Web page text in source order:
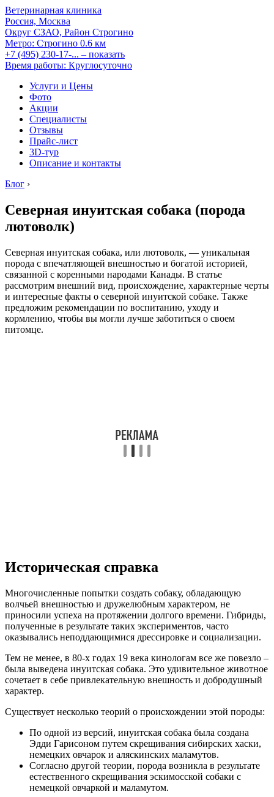
Ветеринарная клиника
Россия, Москва
Округ СЗАО, Район Строгино
Метро: Строгино 0.6 км
+7 (495) 230-17-... – показать
Время работы: Круглосуточно
Услуги и Цены
Фото
Акции
Специалисты
Отзывы
Прайс-лист
3D-тур
Описание и контакты
Блог ›
Северная инуитская собака (порода
лютоволк)
Северная инуитская собака, или лютоволк, — уникальная
порода с впечатляющей внешностью и богатой историей,
связанной с коренными народами Канады. В статье
рассмотрим внешний вид, происхождение, характерные черты
и интересные факты о северной инуитской собаке. Также
предложим рекомендации по воспитанию, уходу и
кормлению, чтобы вы могли лучше заботиться о своем
питомце.
Историческая справка
Многочисленные попытки создать собаку, обладающую
волчьей внешностью и дружелюбным характером, не
приносили успеха на протяжении долгого времени. Гибриды,
полученные в результате таких экспериментов, часто
оказывались неподдающимися дрессировке и социализации.
Тем не менее, в 80-х годах 19 века кинологам все же повезло –
была выведена инуитская собака. Это удивительное животное
сочетает в себе привлекательную внешность и добродушный
характер.
Существует несколько теорий о происхождении этой породы:
По одной из версий, инуитская собака была создана
Эдди Гарисоном путем скрещивания сибирских хаски,
немецких овчарок и аляскинских маламутов.
Согласно другой теории, порода возникла в результате
естественного скрещивания эскимосской собаки с
немецкой овчаркой и маламутом.